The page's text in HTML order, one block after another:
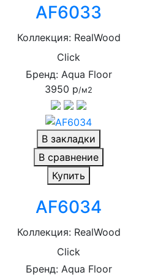
AF6033
Коллекция: RealWood
Click
Бренд: Aqua Floor
3950 р/м2
В закладки
В сравнение
Купить
AF6034
Коллекция: RealWood
Click
Бренд: Aqua Floor